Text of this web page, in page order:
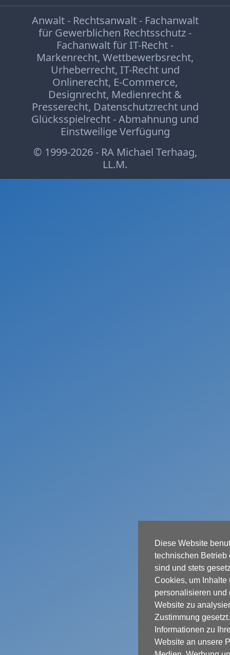
Diese Website
technischen Betrieb
sind und stets
Cookies, um Inhalte
personalisieren und
Website zu
Zustimmung
Informationen zu
Website an unsere
Anwalt - Rechtsanwalt - Fachanwalt
für Gewerblichen Rechtsschutz -
Fachanwalt für IT-Recht -
Markenrecht, Wettbewerbsrecht,
Urheberrecht, IT-Recht und
Onlinerecht, E-Commerce,
Designrecht, Medienrecht &
Presserecht, Datenschutzrechtund
Glücksspielrecht-Abmahnung und
Einstweilige Verfügung
© 1999-2026 - RA Michael Terhaag,
LL.M.